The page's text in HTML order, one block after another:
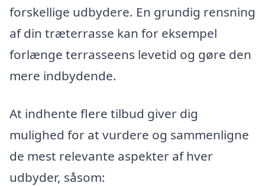
forskellige udbydere. En grundig rensning
af din træterrasse kan for eksempel
forlænge terrasseens levetid og gøre den
mere indbydende.
At indhente flere tilbud giver dig
mulighed for at vurdere og sammenligne
de mest relevante aspekter af hver
udbyder, såsom: